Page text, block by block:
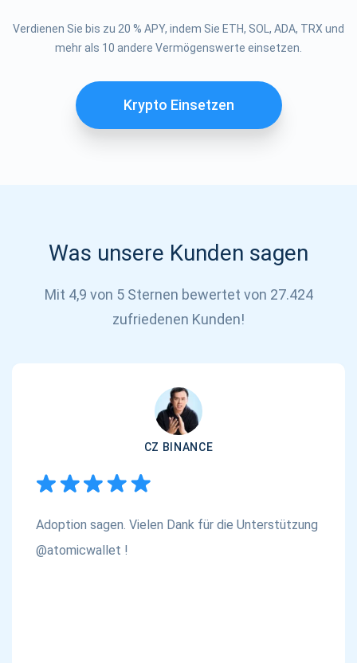
Verdienen Sie bis zu 20 % APY, indem Sie ETH, SOL, ADA, TRX und
mehr als 10 andere Vermögenswerte einsetzen.
Krypto Einsetzen
Was unsere Kunden sagen
Mit 4,9 von 5 Sternen bewertet von 27.424
zufriedenen Kunden!
CZ BINANCE
Adoption sagen. Vielen Dank für die Unterstützung
@atomicwallet !
ABONNIEREN